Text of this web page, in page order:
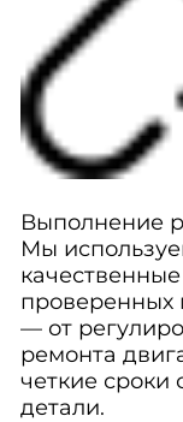
Выполнение
Мы
проверенных
— от
ремонта
четкие сроки
детали.